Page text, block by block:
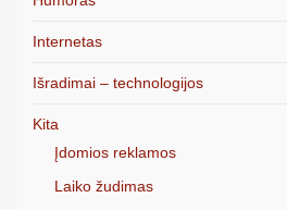
Internetas
Išradimai – technologijos
Kita
Įdomios reklamos
Laiko žudimas